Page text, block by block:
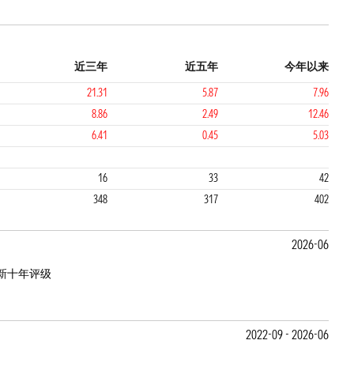
近三年 近五年
今年以来
21.31 5.87
7.96
8.86 2.49
12.46
6.41 0.45
5.03
2 2
16 33
42
348 317 402
2026-06
十年评级
2022-09 - 2026-06